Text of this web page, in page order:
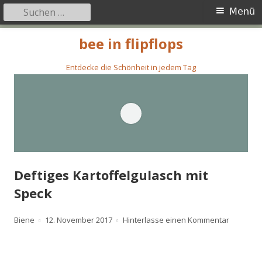
bee in flipflops
Entdecke die Schönheit in jedem Tag
Primäres
Menü
Suchen
nach:
Deftiges Kartoffelgulasch mit
Speck
Autor
Biene
Veröffentlicht
12. November 2017 Hinterlasse einen Kommentarzu